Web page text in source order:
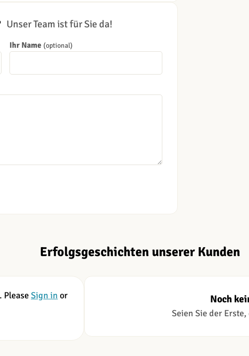
Unser Team ist für Sie da!
Ihr Name (optional)
Erfolgsgeschichten unserer Kunden
PleaseSign in or
Noch
Seien Sie der